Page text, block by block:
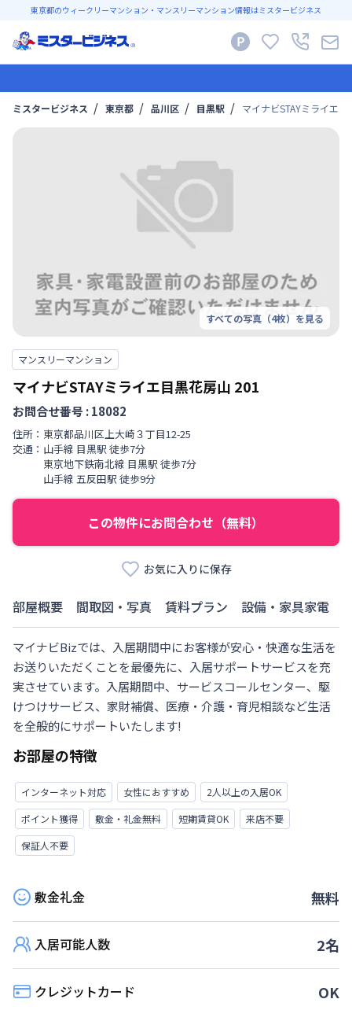
東京都のウィークリーマンション・マンスリーマンション情報はミスタービジネス
ミスタービジネス 東京都 品川区 目黒駅 マイナビSTAYミライエ
すべての写真（4枚）を見る
マンスリーマンション
マイナビSTAYミライエ目黒花房山 201
お問合せ番号 :18082
住所： 東京都品川区 上大崎３丁目12-25
交通： 山手線 目黒駅 徒歩7分
東京地下鉄南北線 目黒駅 徒歩7分
山手線 五反田駅 徒歩9分
この物件にお問合わせ（無料）
お気に入りに保存
部屋概要 間取図・写真 賃料プラン 設備・家具家電
マイナビBizでは、入居期間中にお客様が安心・快適な生活を
お送りいただくことを最優先に、入居サポートサービスを充
実させています。入居期間中、サービスコールセンター、駆
けつけサービス、家財補償、医療・介護・育児相談など生活
を全般的にサポートいたします!
お部屋の特徴
インターネット対応 女性におすすめ
2人以上の入居OK
ポイント獲得
敷金・礼金無料 短期賃貸OK
来店不要
保証人不要
敷金礼金 無料
入居可能人数 2名
クレジットカード OK